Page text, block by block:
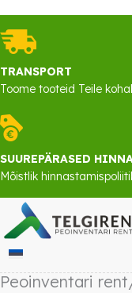
TRANSPORT
Toome tooteid Teile
SUUREPÄRASED
Mõistlik
Peoinventari